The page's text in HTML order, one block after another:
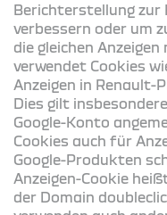
Berichterstellung zur
verbessern oder um
die gleichen
verwendet Cookies
Anzeigen in Renault-
Dies gilt
Google-Konto
Cookies auch für
Google-Produkten
Anzeigen-Cookie
der Domain